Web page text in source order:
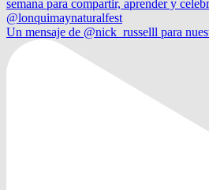
Un mensaje de @nick_russelll para